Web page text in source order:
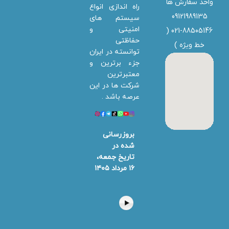
واحد سفارش ها
09121989135
021-88505146 (
خط ویژه )
راه اندازی انواع
سیستم های
امنیتی و
حفاظتی
توانسته در ایران
جزء برترین و
معتبرترین
شرکت ها در این
عرصه باشد .
بروزرسانی
شده در
تاریخ جمعه،
۱۶ مرداد ۱۴۰۵